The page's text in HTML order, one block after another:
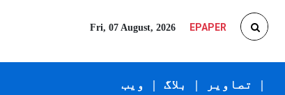
Fri, 07 August, 2026 EPAPER
ویب
| بلاگ | تصاویر |